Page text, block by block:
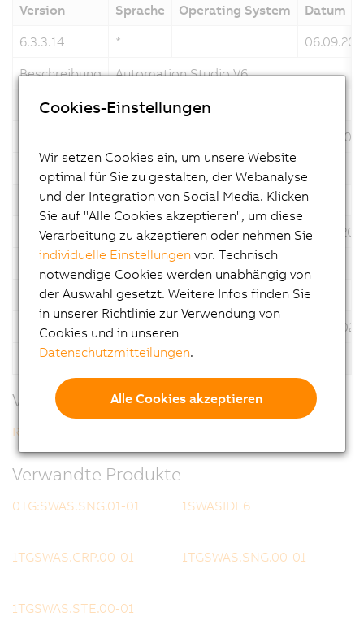
Version
Sprache Operating System
Datum
6.3.3.14
*
Beschreibung
Automation Studio V6
Version
Sprache Operating System
Beschreibung
Automation Studio V6
Version
Sprache Operating System
Datum
6.3.1.32
*
Beschreibung
Automation Studio V6
Version
Sprache Operating System
Datum
6.1.1.14
*
17.12.2024
Beschreibung
Automation Studio V6
Verwandte Downloads
Revision History V6
Verwandte Produkte
0TG:SWAS.SNG.01-01 1SWASIDE6
1TGSWAS.CRP.00-01 1TGSWAS.SNG.00-01
1TGSWAS.STE.00-01
Cookies-Einstellungen
Wir setzen Cookies ein, um unsere Website
optimal für Sie zu gestalten, der Webanalyse
und der Integration von Social Media. Klicken
Sie auf "Alle Cookies akzeptieren", um diese
Verarbeitung zu akzeptieren oder nehmen Sie
individuelle Einstellungen vor. Technisch
notwendige Cookies werden unabhängig von
der Auswahl gesetzt. Weitere Infos finden Sie
in unserer Richtlinie zur Verwendung von
Cookies und in unseren
Datenschutzmitteilungen.
Alle Cookies akzeptieren